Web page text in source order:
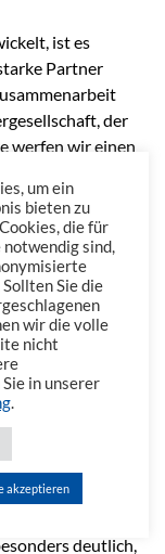
ist es
Partner
der
werfen wir einen
mit
Know-how und
in ganz
führende
Mit über
30 Ländern
Welche
beantworten.
mehr, sondern
und
deutlich,
um ein
bieten zu
die für
sind,
Sie die
wir die volle
nicht
in unserer
.
akzeptieren